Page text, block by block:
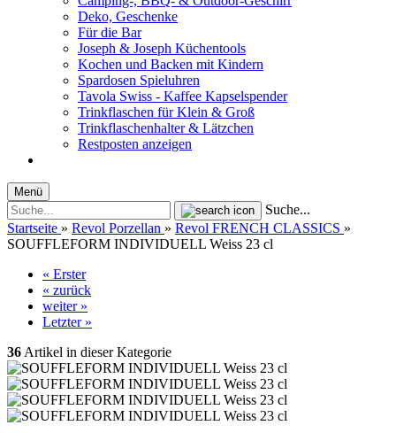
Deko, Geschenke
Für die Bar
Joseph & Joseph Küchentools
Kochen und Backen mit Kindern
Spardosen Spieluhren
Tavola Swiss - Kaffee Kapselspender
Trinkflaschen für Klein & Groß
Trinkflaschenhalter & Lätzchen
Restposten anzeigen
Menü
Suche...
Startseite » Revol Porzellan » Revol FRENCH CLASSICS »
SOUFFLEFORM INDIVIDUELL Weiss 23 cl
« Erster
« zurück
weiter »
Letzter »
36 Artikel in dieser Kategorie